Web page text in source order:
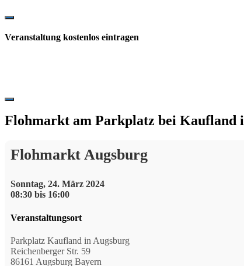
Show
Content
Veranstaltung kostenlos eintragen
Hide
Content
Flohmarkt am Parkplatz bei Kaufland
Flohmarkt Augsburg
Sonntag, 24. März 2024
08:30 bis 16:00
Veranstaltungsort
Parkplatz Kaufland in Augsburg
Reichenberger Str. 59
86161 Augsburg Bayern